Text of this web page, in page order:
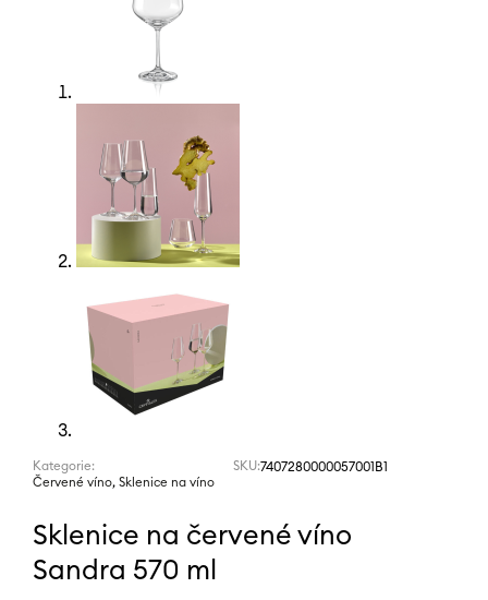
Kategorie:
Červené víno, Sklenice na víno
SKU:7407280000057001B1
Sklenice na červené víno
Sandra 570 ml